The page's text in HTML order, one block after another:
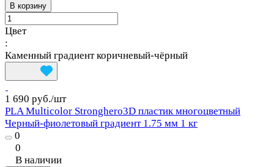
В корзину
Цвет
:
Каменный градиент коричневый‑чёрный
1 690 руб./шт
PLA Multicolor Stronghero3D пластик многоцветный
Черный-фиолетовый градиент 1.75 мм 1 кг
0
0
В наличии